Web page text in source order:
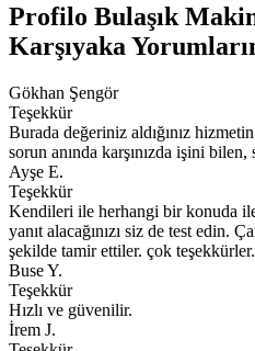
Profilo Bulaşık
Karşıyaka
Gökhan Şengör
Teşekkür
Burada değeriniz aldığınız
sorun anında karşınızda işini
Ayşe E.
Teşekkür
Kendileri ile herhangi bir konuda
yanıt alacağınızı siz de test edin.
şekilde tamir ettiler. çok teşekkürler.
Buse Y.
Teşekkür
Hızlı ve güvenilir.
İrem J.